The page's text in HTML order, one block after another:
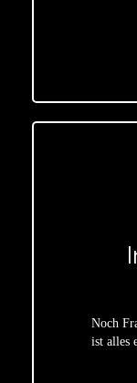
Noch
ist alles